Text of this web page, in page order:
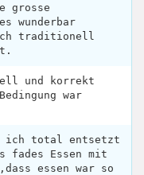
grosse
wunderbar
traditionell
und korrekt
war
ich total entsetzt
fades Essen mit
essen war so